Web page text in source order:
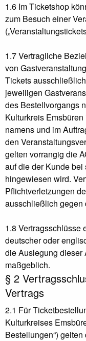
1.6 Im Ticketshop
zum Besuch einer
1.7 Vertragliche
von
Tickets
jeweiligen
des Bestellvorgangs
Kulturkreis
namens und im
den
gelten vorrangig die
auf die der Kunde
hingewiesen wird.
Pflichtverletzungen
ausschließlich gegen
1.8 Vertragsschlüsse
deutscher oder
die Auslegung dieser
maßgeblich.
§ 2
Vertrags
2.1 Für
Kulturkreises
Bestellungen“)